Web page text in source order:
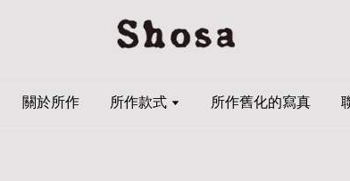
關於所作 所作款式 所作舊化的寫真